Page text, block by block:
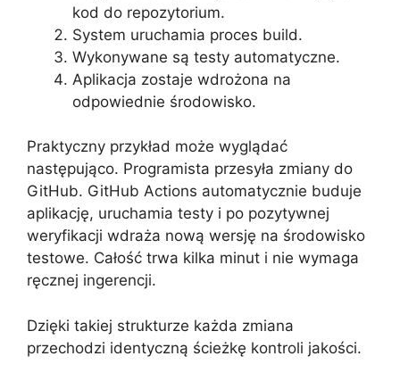
kod do repozytorium.
System uruchamia proces build.
Wykonywane są testy automatyczne.
Aplikacja zostaje wdrożona na
odpowiednie środowisko.
Praktyczny przykład może wyglądać
następująco. Programista przesyła zmiany do
GitHub. GitHub Actions automatycznie buduje
aplikację, uruchamia testy i po pozytywnej
weryfikacji wdraża nową wersję na środowisko
testowe. Całość trwa kilka minut i nie wymaga
ręcznej ingerencji.
Dzięki takiej strukturze każda zmiana
przechodzi identyczną ścieżkę kontroli jakości.